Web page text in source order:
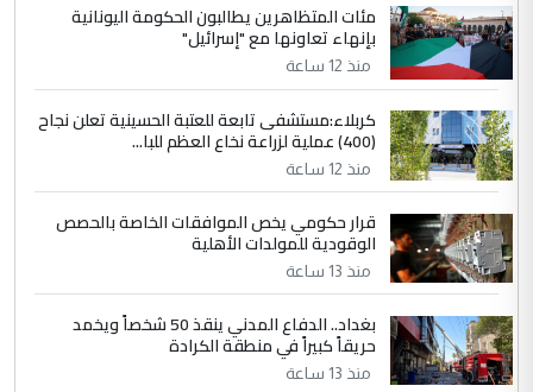
الموضوع :
السعودية توافق على الاستمرار في
إعطاء 100 منحة دراسية للطلبة العراقيين في
جامعاتها سنويا
مئات المتظاهرين يطالبون الحكومة اليونانية
بإنهاء تعاونها مع "إسرائيل"
منذ 12 ساعة
كربلاء:مستشفى تابعة للعتبة الحسينية تعلن نجاح
(400) عملية لزراعة نخاع العظم للبا...
منذ 12 ساعة
قرار حكومي يخص الموافقات الخاصة بالحصص
الوقودية للمولدات الأهلية
منذ 13 ساعة
بغداد.. الدفاع المدني ينقذ 50 شخصاً ويخمد
حريقاً كبيراً في منطقة الكرادة
منذ 13 ساعة